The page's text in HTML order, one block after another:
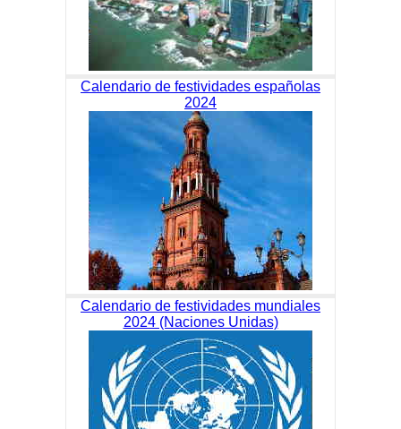
Calendario de festividades españolas
2024
Calendario de festividades mundiales
2024 (Naciones Unidas)